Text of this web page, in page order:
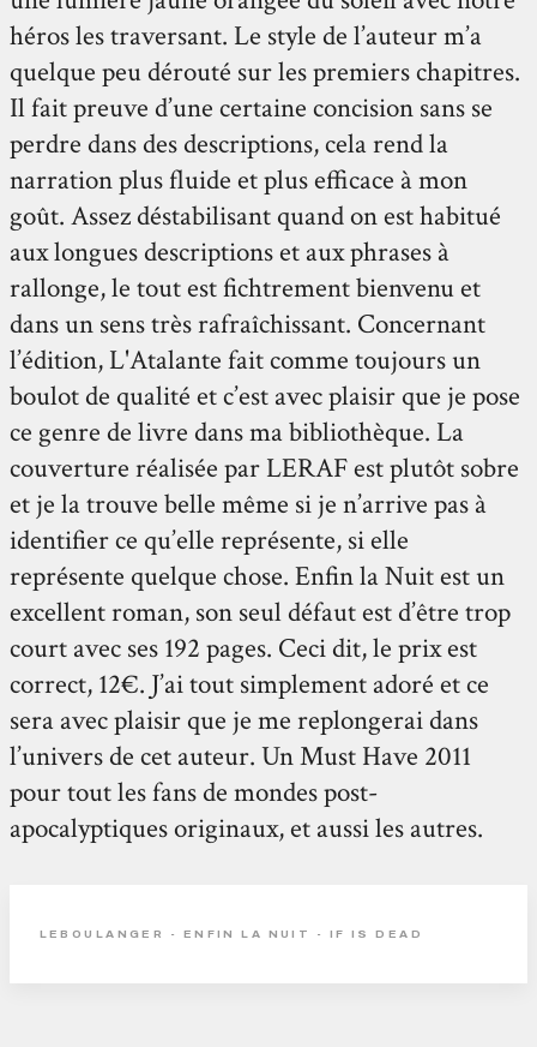
héros les traversant. Le style de l’auteur m’a
quelque peu dérouté sur les premiers chapitres.
Il fait preuve d’une certaine concision sans se
perdre dans des descriptions, cela rend la
narration plus fluide et plus efficace à mon
goût. Assez déstabilisant quand on est habitué
aux longues descriptions et aux phrases à
rallonge, le tout est fichtrement bienvenu et
dans un sens très rafraîchissant. Concernant
l’édition, L'Atalante fait comme toujours un
boulot de qualité et c’est avec plaisir que je pose
ce genre de livre dans ma bibliothèque. La
couverture réalisée par LERAF est plutôt sobre
et je la trouve belle même si je n’arrive pas à
identifier ce qu’elle représente, si elle
représente quelque chose. Enfin la Nuit est un
excellent roman, son seul défaut est d’être trop
court avec ses 192 pages. Ceci dit, le prix est
correct, 12€. J’ai tout simplement adoré et ce
sera avec plaisir que je me replongerai dans
l’univers de cet auteur. Un Must Have 2011
pour tout les fans de mondes post-
apocalyptiques originaux, et aussi les autres.
LEBOULANGER - ENFIN LA NUIT - IF IS DEAD